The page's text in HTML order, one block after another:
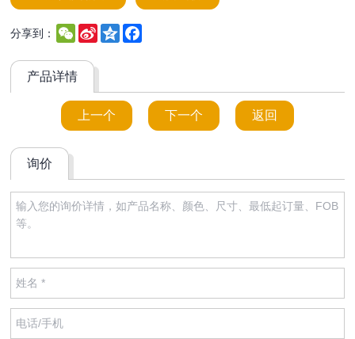
分享到： WeChat
Sina
Weibo
Qzone
产品详情
上一个 下一个 返回
询价